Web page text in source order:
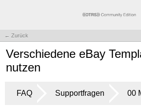
← Zurück
Verschiedene eBay
nutzen
FAQ Supportfragen 00